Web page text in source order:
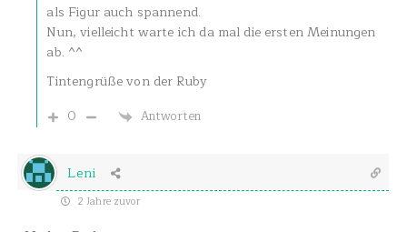
als Figur auch spannend.
Nun, vielleicht warte ich da mal die ersten Meinungen
ab. ^^
Tintengrüße von der Ruby
0
Antworten
Leni
2 Jahre zuvor